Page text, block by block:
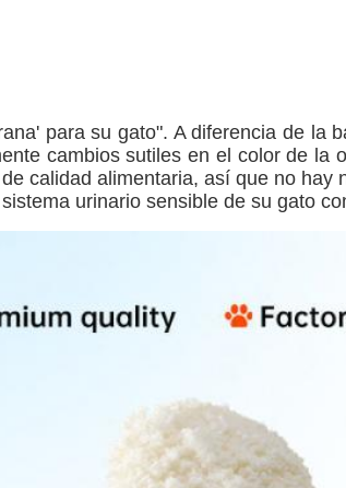
para su gato". A diferencia de la
cambios sutiles en el color de la
calidad alimentaria, así que no
urinario sensible de su gato